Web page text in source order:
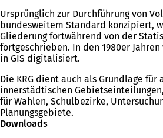
Ursprünglich zur Durchführung von
bundesweitem Standard konzipiert,
Gliederung fortwährend von der
fortgeschrieben. In den 1980er
in GIS digitalisiert.
Die KRG dient auch als Grundlage für
innerstädtischen
für Wahlen, Schulbezirke,
Planungsgebiete.
Downloads